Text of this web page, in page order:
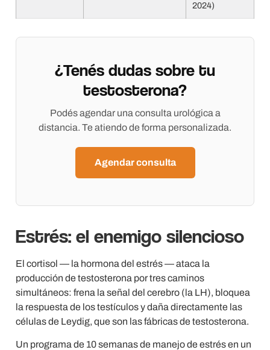
2024)
¿Tenés dudas sobre tu
testosterona?
Podés agendar una consulta urológica a
distancia. Te atiendo de forma personalizada.
Agendar consulta
Estrés: el enemigo silencioso
El cortisol — la hormona del estrés — ataca la
producción de testosterona por tres caminos
simultáneos: frena la señal del cerebro (la LH), bloquea
la respuesta de los testículos y daña directamente las
células de Leydig, que son las fábricas de testosterona.
Un programa de 10 semanas de manejo de estrés en un